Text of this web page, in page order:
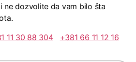
ne dozvolite da vam bilo šta
11 30 88 304 +381 66 11 12 16